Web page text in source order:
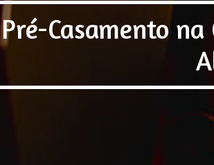
Pré-Casamento